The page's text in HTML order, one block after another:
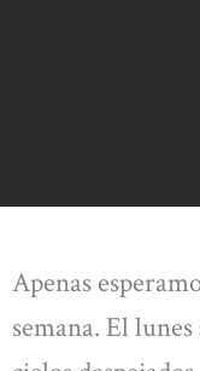
Apenas
semana. El